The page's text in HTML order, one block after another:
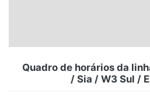
Quadro de horários da
/ Sia / W3 Sul /